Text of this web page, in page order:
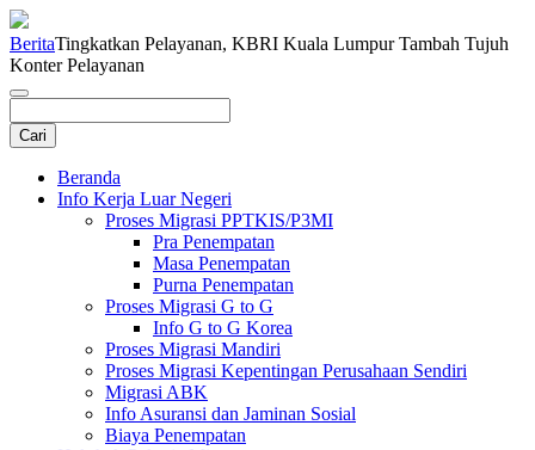
BeritaTingkatkan Pelayanan, KBRI Kuala Lumpur Tambah Tujuh
Konter Pelayanan
Beranda
Info Kerja Luar Negeri
Proses Migrasi PPTKIS/P3MI
Pra Penempatan
Masa Penempatan
Purna Penempatan
Proses Migrasi G to G
Info G to G Korea
Proses Migrasi Mandiri
Proses Migrasi Kepentingan Perusahaan Sendiri
Migrasi ABK
Info Asuransi dan Jaminan Sosial
Biaya Penempatan